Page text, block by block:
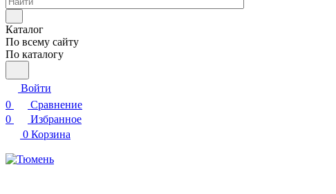
Каталог
По всему сайту
По каталогу
Войти
0
Сравнение
0
Избранное
0 Корзина